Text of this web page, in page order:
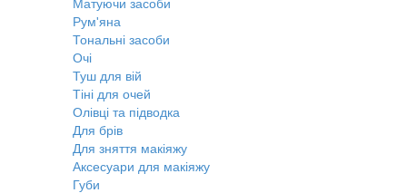
Матуючи засоби
Рум'яна
Тональні засоби
Очі
Туш для вій
Тіні для очей
Олівці та підводка
Для брів
Для зняття макіяжу
Аксесуари для макіяжу
Губи